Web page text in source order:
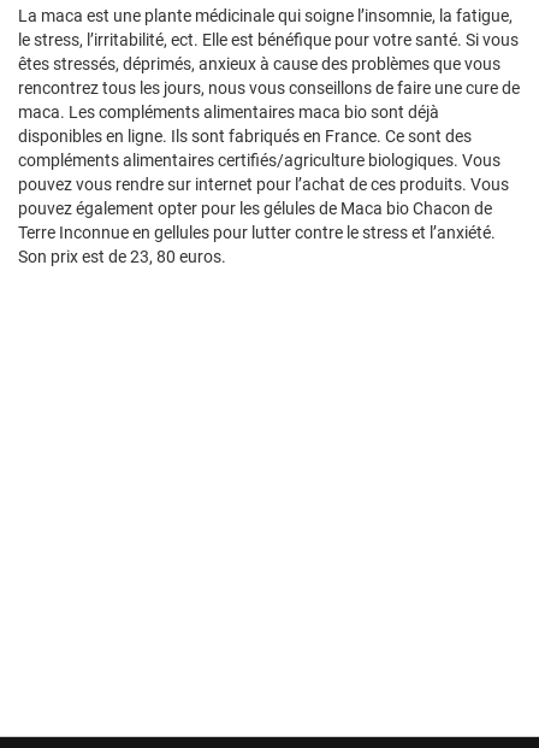
La maca est une plante médicinale qui soigne l’insomnie, la fatigue,
le stress, l’irritabilité, ect. Elle est bénéfique pour votre santé. Si vous
êtes stressés, déprimés, anxieux à cause des problèmes que vous
rencontrez tous les jours, nous vous conseillons de faire une cure de
maca. Les compléments alimentaires maca bio sont déjà
disponibles en ligne. Ils sont fabriqués en France. Ce sont des
compléments alimentaires certifiés/agriculture biologiques. Vous
pouvez vous rendre sur internet pour l’achat de ces produits. Vous
pouvez également opter pour les gélules de Maca bio Chacon de
Terre Inconnue en gellules pour lutter contre le stress et l’anxiété.
Son prix est de 23, 80 euros.